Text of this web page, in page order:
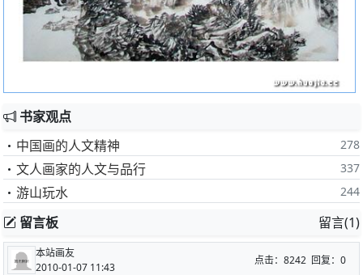
书家观点
中国画的人文精神
278
文人画家的人文与品行 337
游山玩水 244
留言板 留言(1)
本站画友
2010-01-07 11:43
点击：8242 回复：0